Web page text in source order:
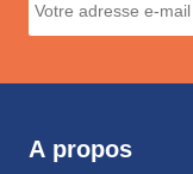
A propos